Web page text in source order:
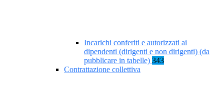
Incarichi conferiti e autorizzati ai
dipendenti (dirigenti e non dirigenti) (da
pubblicare in tabelle) 343
Contrattazione collettiva